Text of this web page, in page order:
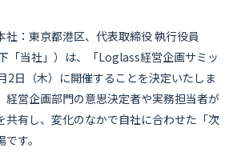
社：東京都港区、代表取締役 執行役員
「当社」）は、「Loglass経営企画サミッ
2日（木）に開催することを決定いたしま
経営企画部門の意思決定者や実務担当者が
共有し、変化のなかで自社に合わせた「次
す。